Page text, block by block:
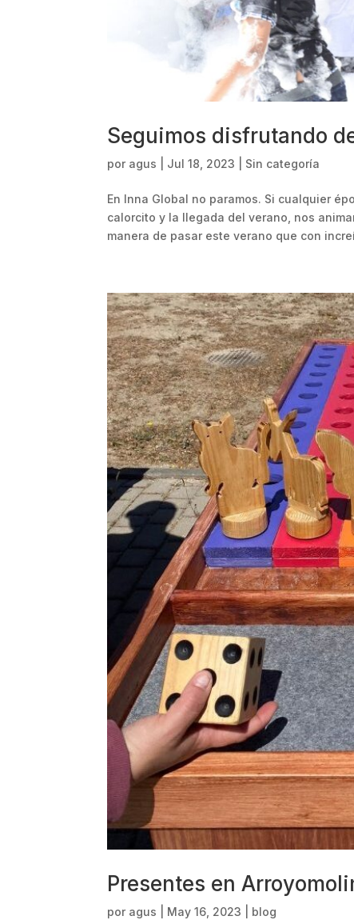
Seguimos disfrutando
por agus Jul 18, 2023 Sin categoría
En Inna Global no paramos. Si cualquier
calorcito y la llegada del verano, nos
manera de pasar este verano que con
Presentes en
por agus May 16, 2023 blog